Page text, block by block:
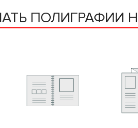
ПОЛИГРАФИИ